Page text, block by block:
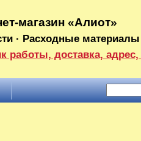
магазин «Алиот»
· Расходные
работы, доставка, адрес,